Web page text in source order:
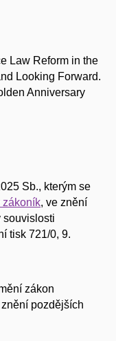
Law Reform in the
Looking Forward.
Anniversary
Sb., kterým se
zákoník, ve znění
souvislosti
tisk 721/0, 9.
zákon
pozdějších